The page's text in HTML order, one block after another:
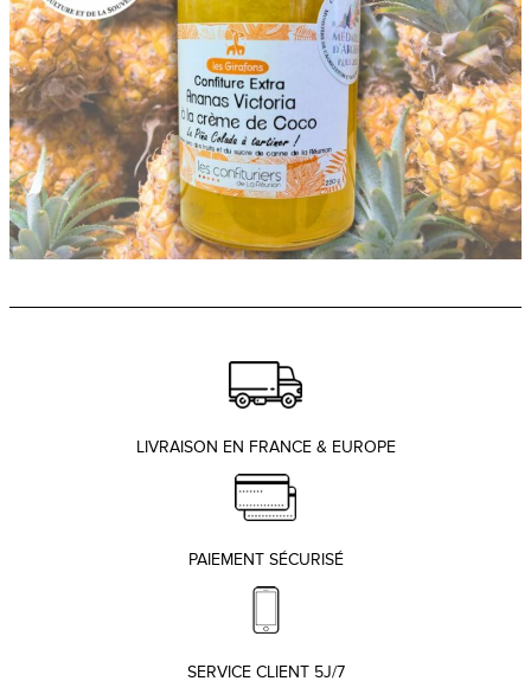
LIVRAISON EN FRANCE & EUROPE
PAIEMENT SÉCURISÉ
SERVICE CLIENT 5J/7